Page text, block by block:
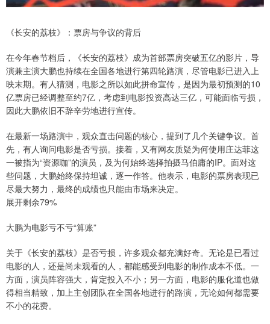
《长安的荔枝》：票房与争议的背后
在今年春节档后，《长安的荔枝》成为首部票房突破五亿的影片，导
演兼主演大鹏也持续在全国各地进行第四轮路演，尽管电影已进入上
映末期。有人猜测，电影之所以如此拼命宣传，是因为最初预测的10
亿票房已经调整至约7亿，考虑到电影投资高达三亿，可能面临亏损，
因此大鹏依旧不辞辛劳地进行宣传。
在最新一场路演中，观众直击问题的核心，提到了几个关键争议。首
先，有人询问电影是否亏损。接着，又有网友质疑为何使用庄达菲这
一被指为“资源咖”的演员，及为何始终选择拍摄马伯庸的IP。面对这
些问题，大鹏始终保持坦诚，逐一作答。他表示，电影的票房表现已
尽最大努力，最终的成绩也只能由市场来决定。
展开剩余79%
大鹏为电影亏不亏“算账”
关于《长安的荔枝》是否亏损，许多观众都充满好奇。无论是已看过
电影的人，还是尚未观看的人，都能感受到电影的制作成本不低。一
方面，演员阵容强大，肯定投入不小；另一方面，电影的服化道也做
得相当精致，加上主创团队在全国各地进行的路演，无论如何都需要
不小的花费。